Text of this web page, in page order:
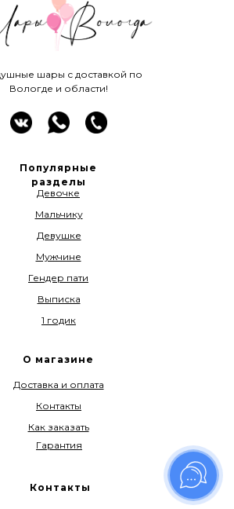
шары с доставкой по
Вологде и области!
Контакты
О магазине
Доставка и оплата
Контакты
Как заказать
Гарантия
Популярные
разделы
Девочке
Мальчику
Девушке
Мужчине
Гендер пати
Выписка
1 годик